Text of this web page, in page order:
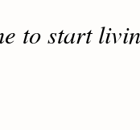
to start